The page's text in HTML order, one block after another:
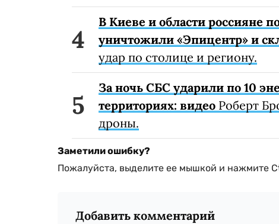
В Киеве и области россияне
уничтожили «Эпицентр» и
удар по столице и региону.
За ночь СБС ударили по 10
территориях: видео Роберт
дроны.
Заметили ошибку?
Пожалуйста, выделите ее мышкой и нажмите
Добавить комментарий